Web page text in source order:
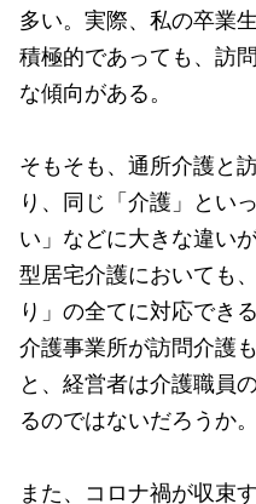
多い。実際、私の卒業
積極的であっても、訪
な傾向がある。
そもそも、通所介護と
り、同じ「介護」とい
い」などに大きな違い
型居宅介護においても
り」の全てに対応でき
介護事業所が訪問介護
と、経営者は介護職員
るのではないだろうか。
また、コロナ禍が収束